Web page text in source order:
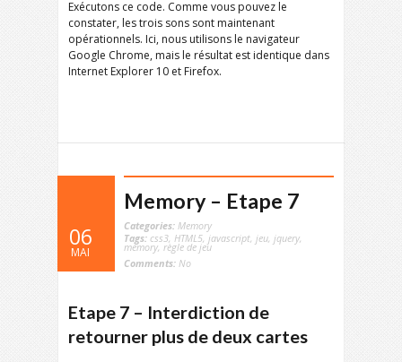
Exécutons ce code. Comme vous pouvez le
constater, les trois sons sont maintenant
opérationnels. Ici, nous utilisons le navigateur
Google Chrome, mais le résultat est identique dans
Internet Explorer 10 et Firefox.
06
MAI
Memory – Etape 7
Categories: Memory
Tags: css3, HTML5, javascript, jeu, jquery,
memory, règle de jeu
Comments: No
Etape 7 – Interdiction de
retourner plus de deux cartes